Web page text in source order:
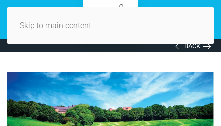
Skip to main content
BACK